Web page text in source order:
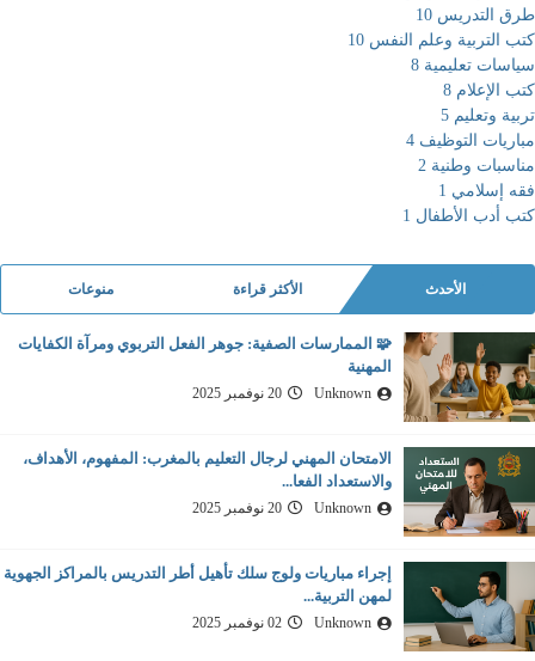
طرق التدريس 10
كتب التربية وعلم النفس 10
سياسات تعليمية 8
كتب الإعلام 8
تربية وتعليم 5
مباريات التوظيف 4
مناسبات وطنية 2
فقه إسلامي 1
كتب أدب الأطفال 1
الأحدث الأكثر قراءة منوعات
🧩 الممارسات الصفية: جوهر الفعل التربوي ومرآة الكفايات
المهنية
Unknown 20 نوفمبر 2025
الامتحان المهني لرجال التعليم بالمغرب: المفهوم، الأهداف،
والاستعداد الفعا...
Unknown 20 نوفمبر 2025
إجراء مباريات ولوج سلك تأهيل أطر التدريس بالمراكز الجهوية
لمهن التربية...
Unknown 02 نوفمبر 2025